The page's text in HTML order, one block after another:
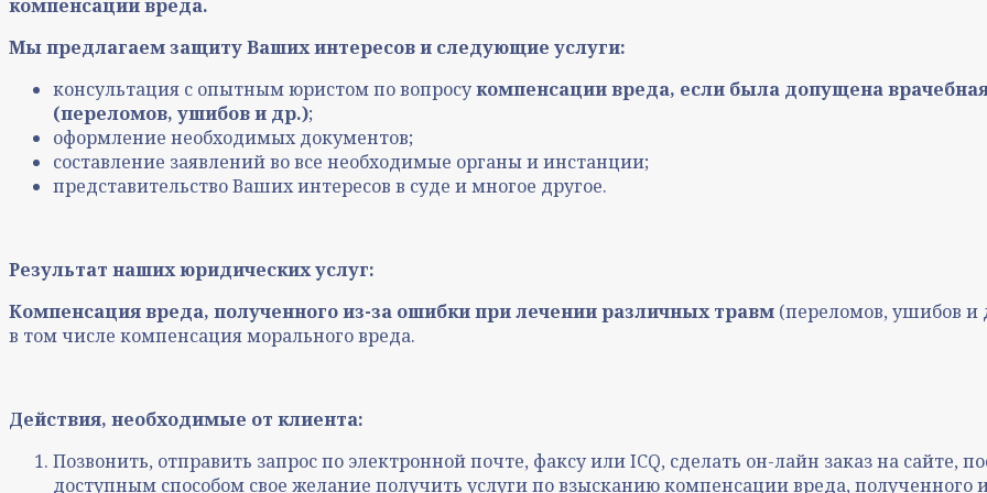
компенсации вреда.
Мы предлагаем защиту Ваших интересов и следующие услуги:
консультация с опытным юристом по вопросукомпенсации вреда, если была допущена
(переломов, ушибов и др.);
оформление необходимых документов;
составление заявлений во все необходимые органы и инстанции;
представительство Ваших интересов в суде и многое другое.
Результат наших юридических услуг:
Компенсация вреда, полученного из-за ошибки при лечении различных травм (переломов, ушибов и
в том числе компенсация морального вреда.
Действия, необходимые от клиента:
Позвонить, отправить запрос по электронной почте, факсу или ICQ, сделать он-лайн заказ на
доступным способом свое желание получить услуги по взысканию компенсации вреда,